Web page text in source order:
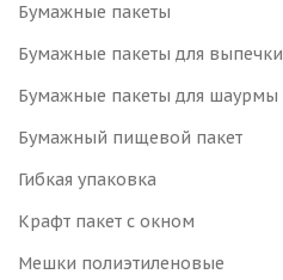
Бумажные пакеты
Бумажные пакеты для выпечки
Бумажные пакеты для шаурмы
Бумажный пищевой пакет
Гибкая упаковка
Крафт пакет с окном
Мешки полиэтиленовые